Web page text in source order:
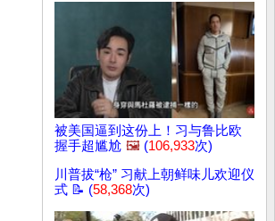
被美国逼到这份上！习与鲁比欧
握手超尴尬 🖼️ (106,933次)
川普拔“枪” 习献上朝鲜味儿欢迎仪
式 📝 (58,368次)